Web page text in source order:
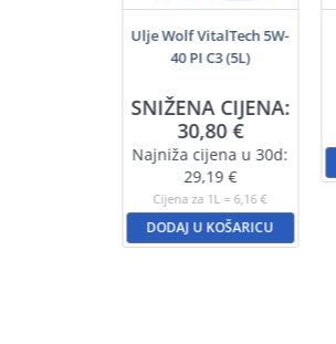
Ulje Wolf VitalTech 5W-
40 PI C3 (5L)
SNIŽENA CIJENA:
30,80€
Najniža cijena u 30d:
29,19€
Cijena za 1L = 6,16 €
DODAJ U KOŠARICU